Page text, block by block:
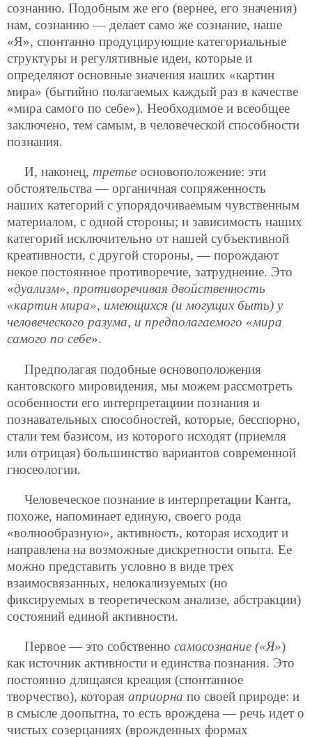
сознанию. Подобным же его (вернее, его значения)
нам, сознанию — делает само же сознание, наше
«Я», спонтанно продуцирующие категориальные
структуры и регулятивные идеи, которые и
определяют основные значения наших «картин
мира» (бытийно полагаемых каждый раз в качестве
«мира самого по себе»). Необходимое и всеобщее
заключено, тем самым, в человеческой способности
познания.
И, наконец, третье основоположение: эти
обстоятельства — органичная сопряженность
наших категорий с упорядочиваемым чувственным
материалом, с одной стороны; и зависимость наших
категорий исключительно от нашей субъективной
креативности, с другой стороны, — порождают
некое постоянное противоречие, затруднение. Это
«дуализм», противоречивая двойственность
«картин мира», имеющихся (и могущих быть) у
человеческого разума, и предполагаемого «мира
самого по себе».
Предполагая подобные основоположения
кантовского мировидения, мы можем рассмотреть
особенности его интерпретациии познания и
познавательных способностей, которые, бесспорно,
стали тем базисом, из которого исходят (приемля
или отрицая) большинство вариантов современной
гносеологии.
Человеческое познание в интерпретации Канта,
похоже, напоминает единую, своего рода
«волнообразную», активность, которая исходит и
направлена на возможные дискретности опыта. Ее
можно представить условно в виде трех
взаимосвязанных, нелокализуемых (но
фиксируемых в теоретическом анализе, абстракции)
состояний единой активности.
Первое — это собственно самосознание («Я»)
как источник активности и единства познания. Это
постоянно длящаяся креация (спонтанное
творчество), которая априорна по своей природе: и
в смысле доопытна, то есть врождена — речь идет о
чистых созерцаниях (врожденных формах